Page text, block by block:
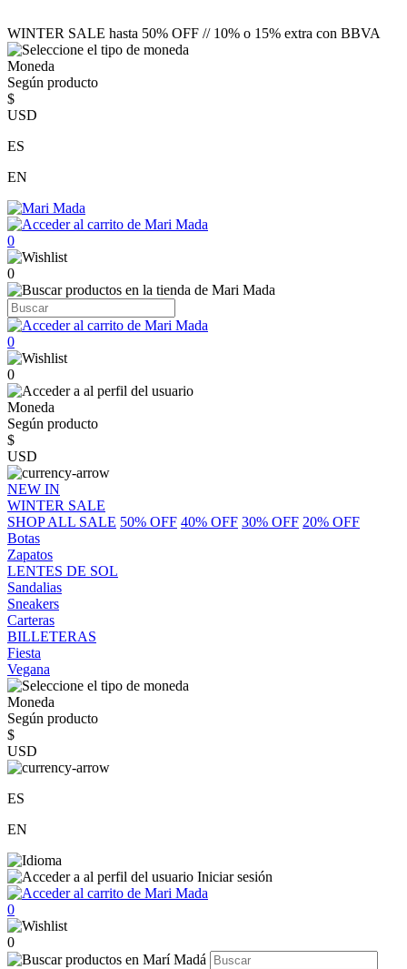
WINTER SALE hasta 50% OFF // 10% o 15% extra con BBVA
Moneda
Según producto
$
USD
ES
EN
0
0
0
0
Moneda
Según producto
$
USD
NEW IN
WINTER SALE
SHOP ALL SALE 50% OFF 40% OFF 30% OFF 20% OFF
Botas
Zapatos
LENTES DE SOL
Sandalias
Sneakers
Carteras
BILLETERAS
Fiesta
Vegana
Moneda
Según producto
$
USD
ES
EN
Iniciar sesión
0
0